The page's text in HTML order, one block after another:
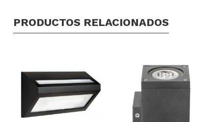
PRODUCTOS RELACIONADOS